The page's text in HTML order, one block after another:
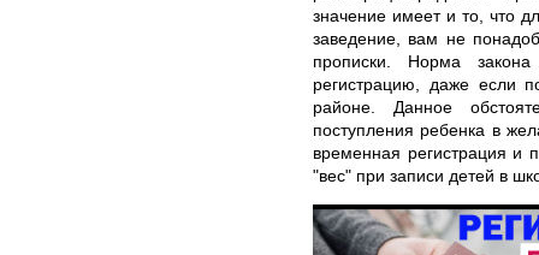
значение имеет и то, что
заведение, вам не
прописки. Норма
регистрацию, даже если
районе. Данное
поступления ребенка в
временная регистрация и
"вес" при записи детей в